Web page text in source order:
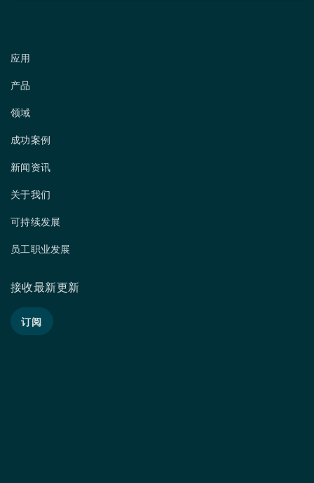
应用
产品
领域
成功案例
新闻资讯
关于我们
可持续发展
员工职业发展
接收最新更新
订阅